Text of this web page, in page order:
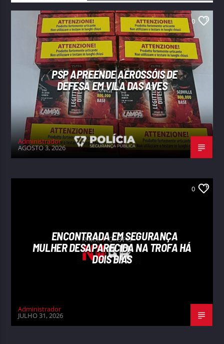
0
PSP APREENDE AEROSSÓIS DE
DEFESA EM VILA DAS AVES
Administrador
AGOSTO 3, 2026
0
ENCONTRADA EM SEGURANÇA
MULHER DESAPARECIDA NA TROFA HÁ
DOIS DIAS
Administrador
JULHO 31, 2026